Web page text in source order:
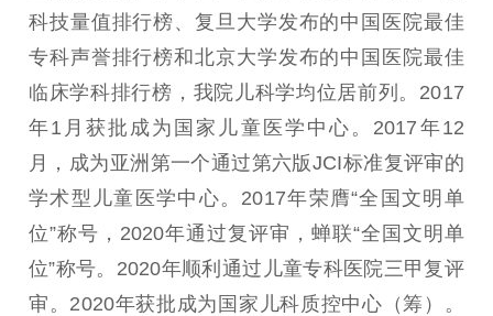
科技量值排行榜、复旦大学发布的中国医院最佳
专科声誉排行榜和北京大学发布的中国医院最佳
临床学科排行榜，我院儿科学均位居前列。2017
年1月获批成为国家儿童医学中心。2017年12
月，成为亚洲第一个通过第六版JCI标准复评审的
学术型儿童医学中心。2017年荣膺“全国文明单
位”称号，2020年通过复评审，蝉联“全国文明单
位”称号。2020年顺利通过儿童专科医院三甲复评
审。2020年获批成为国家儿科质控中心（筹）。